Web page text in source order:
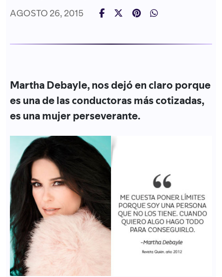
AGOSTO 26, 2015
Martha Debayle, nos dejó en claro porque
es una de las conductoras más cotizadas,
es una mujer perseverante.